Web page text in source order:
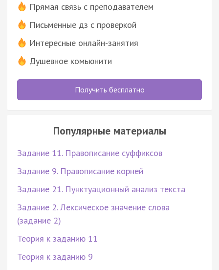
Прямая связь с преподавателем
Письменные дз с проверкой
Интересные онлайн-занятия
Душевное комьюнити
Получить бесплатно
Популярные материалы
Задание 11. Правописание суффиксов
Задание 9. Правописание корней
Задание 21. Пунктуационный анализ текста
Задание 2. Лексическое значение слова
(задание 2)
Теория к заданию 11
Теория к заданию 9